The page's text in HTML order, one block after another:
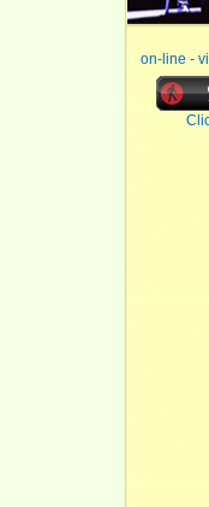
on-line -